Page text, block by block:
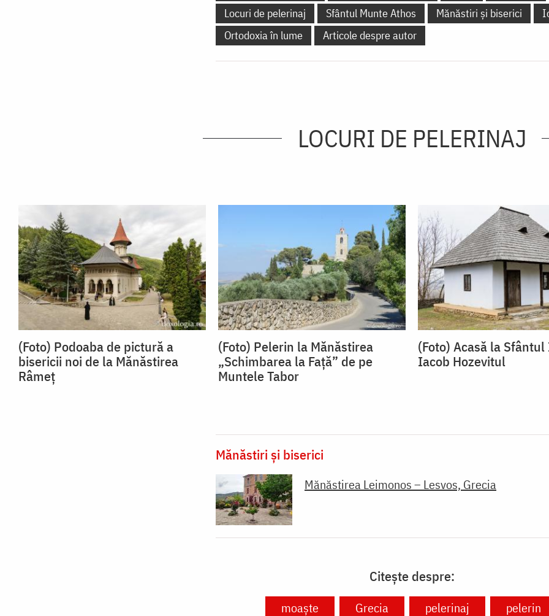
Locuri de pelerinaj
Sfântul Munte Athos Mănăstiri și biserici
Ortodoxia în lume
Articole despre autor
LOCURI DE PELERINAJ
(Foto) Podoaba de pictură a
bisericii noi de la Mănăstirea
Râmeț
(Foto) Pelerin la Mănăstirea
„Schimbarea la Față” de pe
Muntele Tabor
(Foto) Acasă la Sfântul
Iacob Hozevitul
Mănăstiri și biserici
Mănăstirea Leimonos – Lesvos, Grecia
Citește despre:
moaște Grecia pelerinaj pelerin